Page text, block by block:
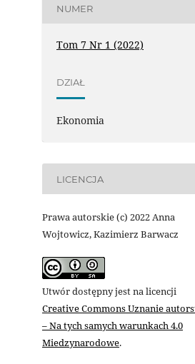
NUMER
Tom 7 Nr 1 (2022)
DZIAŁ
Ekonomia
LICENCJA
Prawa autorskie (c) 2022 Anna
Wojtowicz, Kazimierz Barwacz
Utwór dostępny jest na licencji
Creative Commons Uznanie
– Na tych samych warunkach 4.0
Miedzynarodowe.